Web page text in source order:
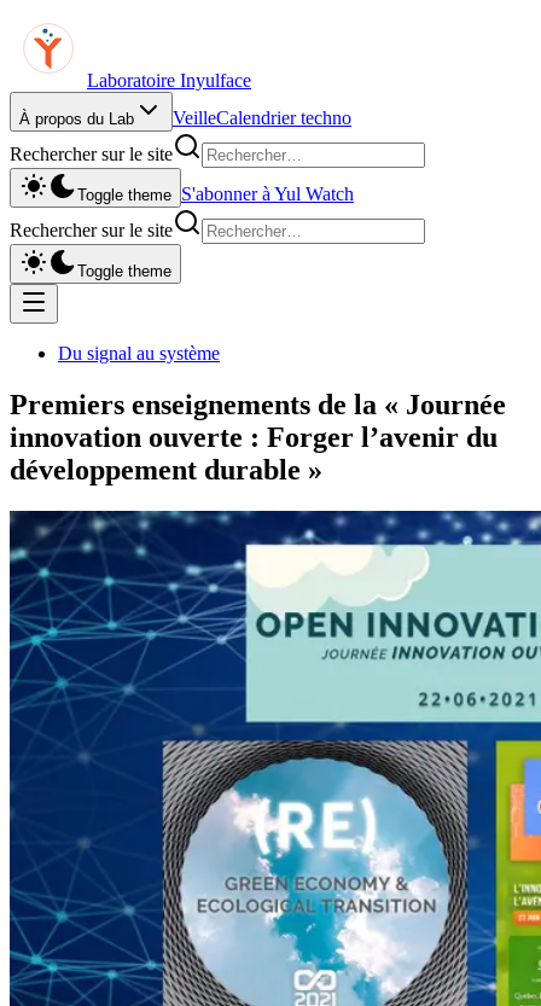
Laboratoire Inyulface
À propos du Lab VeilleCalendrier techno
Rechercher sur le site
Toggle theme S'abonner à Yul Watch
Rechercher sur le site
Toggle theme
Du signal au système
Premiers enseignements de la « Journée
innovation ouverte : Forger l’avenir du
développement durable »